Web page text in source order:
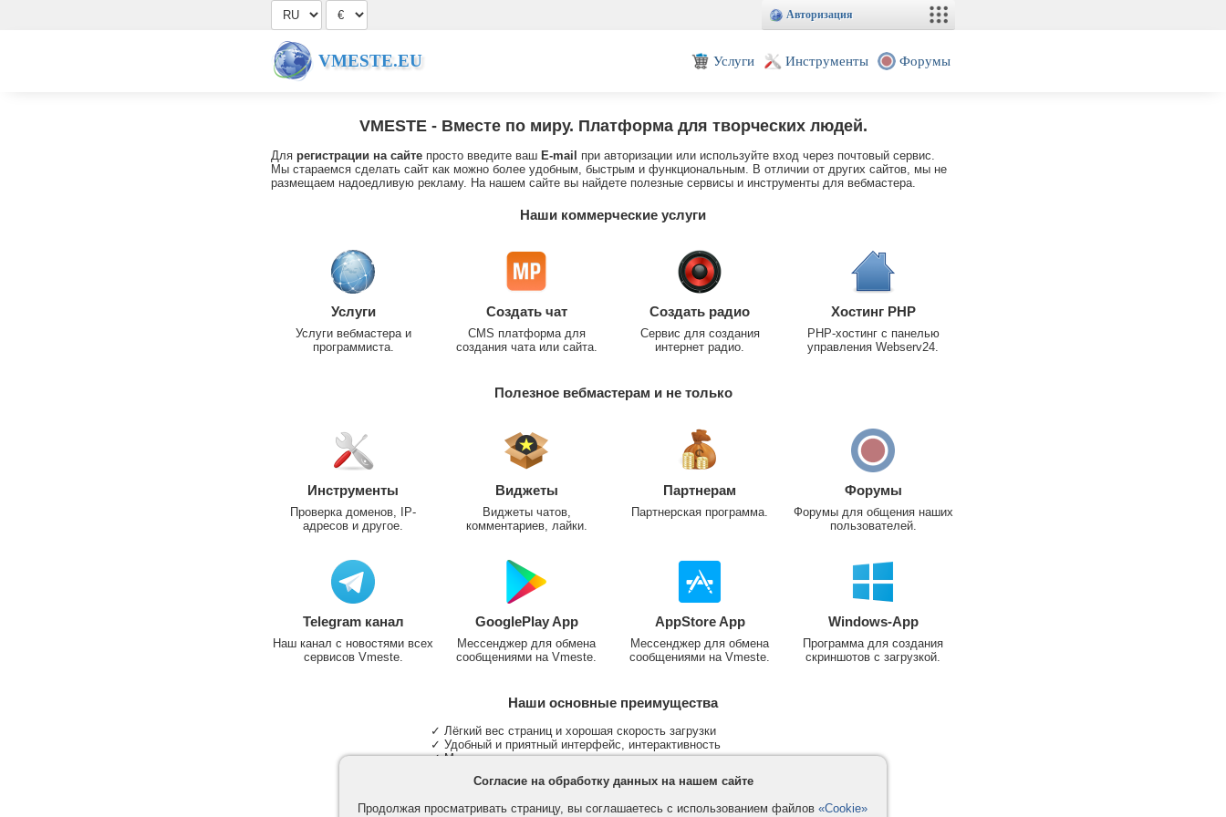
Авторизация
VMESTE.EU Услуги Инструменты Форумы
VMESTE- Вместе по миру. Платформа для творческих людей.
Для регистрации на сайте просто введите ваш E-mail
при авторизации или используйте вход через почтовый сервис.
Мы стараемся сделать сайт как можно более удобным, быстрым и функциональным. В отличии от других сайтов, мы не
размещаем надоедливую рекламу. На нашем сайте вы найдете полезные сервисы и инструменты для вебмастера.
Наши коммерческие услуги
Услуги
Услуги вебмастера и
программиста.
Создать чат
CMS платформа для
создания чата или сайта.
Создать радио
Сервис для создания
интернет радио.
Хостинг PHP
PHP-хостинг с панелью
управления Webserv24.
Полезное вебмастерам и не только
Инструменты
Проверка доменов, IP-
адресов и другое.
Виджеты
Виджеты чатов,
комментариев, лайки.
Партнерам
Партнерская программа.
Форумы
Форумы для общения наших
пользователей.
Telegram канал
Наш канал с новостями всех
сервисов Vmeste.
GooglePlay App
Мессенджер для обмена
сообщениями на Vmeste.
AppStore App
Мессенджер для обмена
сообщениями на Vmeste.
Windows-App
Программа для создания
скриншотов с загрузкой.
Наши основные преимущества
✓ Лёгкий вес страниц и хорошая скорость загрузки
✓ Удобный и приятный интерфейс, интерактивность
✓ Мы не размещаем надоедливую рекламу
✓ Участие в группах и сообществах
✓ Поддержка основных типов и больших файлов
Согласие на обработку данных на нашем сайте
Продолжая просматривать страницу, вы соглашаетесь с использованием файлов «Cookie»